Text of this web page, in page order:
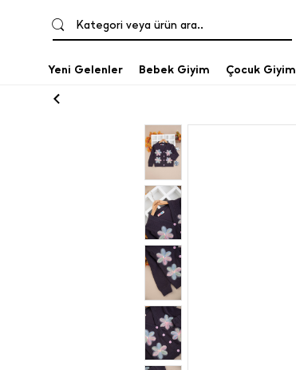
Kategori veya ürün ara..
Yeni Gelenler Bebek Giyim Çocuk Giyim